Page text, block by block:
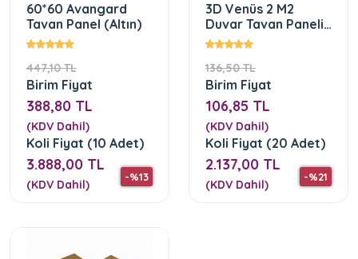
60*60 Avangard
Tavan Panel (Altın)
447,10 TL
-%13
Birim Fiyat
388,80 TL
(KDV Dahil)
Koli Fiyat (10 Adet)
3.888,00 TL
(KDV Dahil)
3D Venüs 2 M2
Duvar Tavan Paneli
Altın Rengi
136,50 TL
-%21
Birim Fiyat
106,85 TL
(KDV Dahil)
Koli Fiyat (20 Adet)
2.137,00 TL
(KDV Dahil)